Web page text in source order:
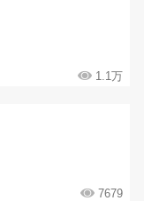
1.1万
7679